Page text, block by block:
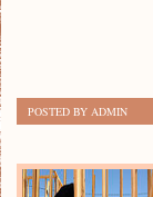
POSTED BY ADMIN